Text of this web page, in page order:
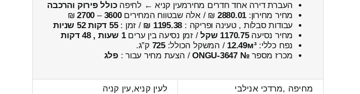
העברת דירה אחד חדרים מחירמעין קניא ← לחיפהכולל פירוק והרכבה
מחיר מחירון: 2880.01 ₪ / אלה שבטווח המחירים3600
–
2700
₪
עבודות סבלות , טעינה ופריקה : 1195.38 ₪ / זמן :55 דקות 52 שניות
מחיר נסיעה1170.75 שקל / זמן נסיעה בין ערים1 שעות , 48 דקות
נפח כללי:12.49м³ / המשקל הכולל:725 ק”ג.
מכרז מספר № ONGU-3647 / הצעת מחיר עבור :פלג
מחיפה ,מרדכי אנילבי
לעין קניא,עין קניה